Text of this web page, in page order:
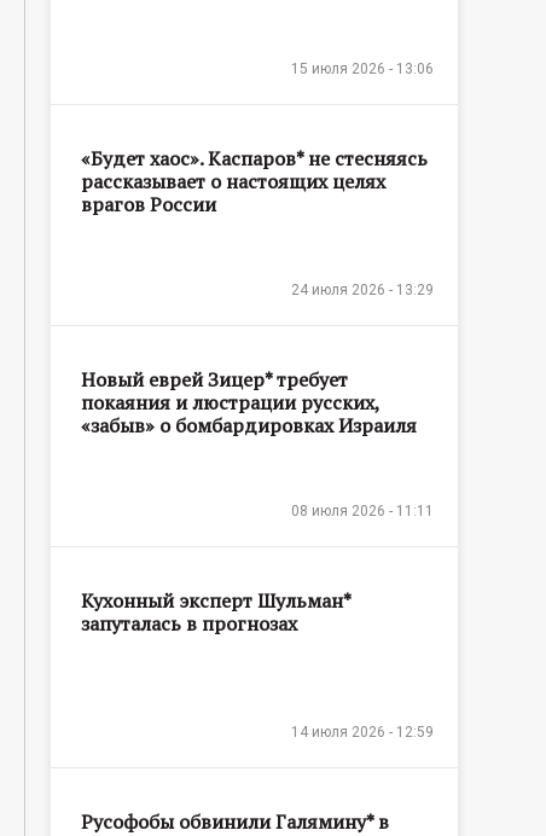
15 июля 2026 - 13:06
«Будет хаос». Каспаров* не стесняясь
рассказывает о настоящих целях
врагов России
24 июля 2026 - 13:29
Новый еврей Зицер* требует
покаяния и люстрации русских,
«забыв» о бомбардировках Израиля
08 июля 2026 - 11:11
Кухонный эксперт Шульман*
запуталась в прогнозах
14 июля 2026 - 12:59
Русофобы обвинили Галямину* в